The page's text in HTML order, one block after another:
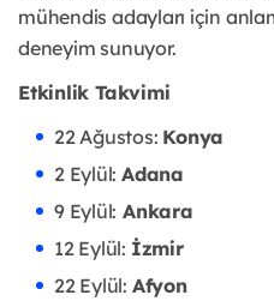
mühendis adayları için
deneyim sunuyor.
Etkinlik Takvimi
22 Ağustos: Konya
2 Eylül: Adana
9 Eylül: Ankara
12 Eylül: İzmir
22 Eylül: Afyon